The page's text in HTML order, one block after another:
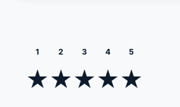
1
★
2
★
3
★
4
★
5
★